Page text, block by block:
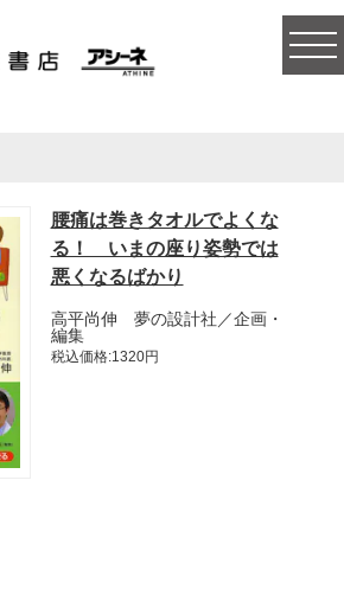
腰痛は巻きタオルでよくな
る！ いまの座り姿勢では
悪くなるばかり
高平尚伸 夢の設計社／企画・
編集
税込価格:1320円